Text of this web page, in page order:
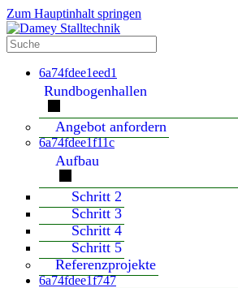
Zum Hauptinhalt springen
6a74fdee1eed1
Rundbogenhallen
Angebot anfordern
6a74fdee1f11c
Aufbau
Schritt 2
Schritt 3
Schritt 4
Schritt 5
Referenzprojekte
6a74fdee1f747